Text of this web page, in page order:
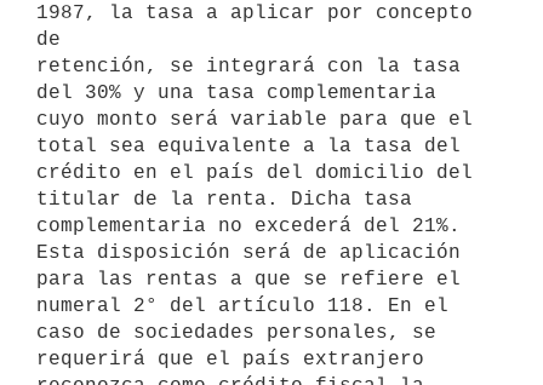
1987, la tasa a aplicar por concepto
de
retención, se integrará con la tasa
del 30% y una tasa complementaria
cuyo monto será variable para que el
total sea equivalente a la tasa del
crédito en el país del domicilio del
titular de la renta. Dicha tasa
complementaria no excederá del 21%.
Esta disposición será de aplicación
para las rentas a que se refiere el
numeral 2° del artículo 118. En el
caso de sociedades personales, se
requerirá que el país extranjero